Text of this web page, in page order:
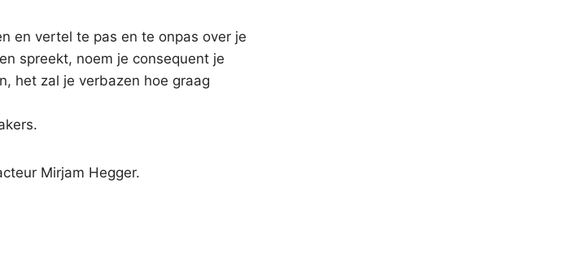
en vertel te pas en te onpas over je
spreekt, noem je consequent je
het zal je verbazen hoe graag
Mirjam Hegger.